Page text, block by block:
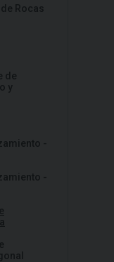
Rocas
de
y
-
-